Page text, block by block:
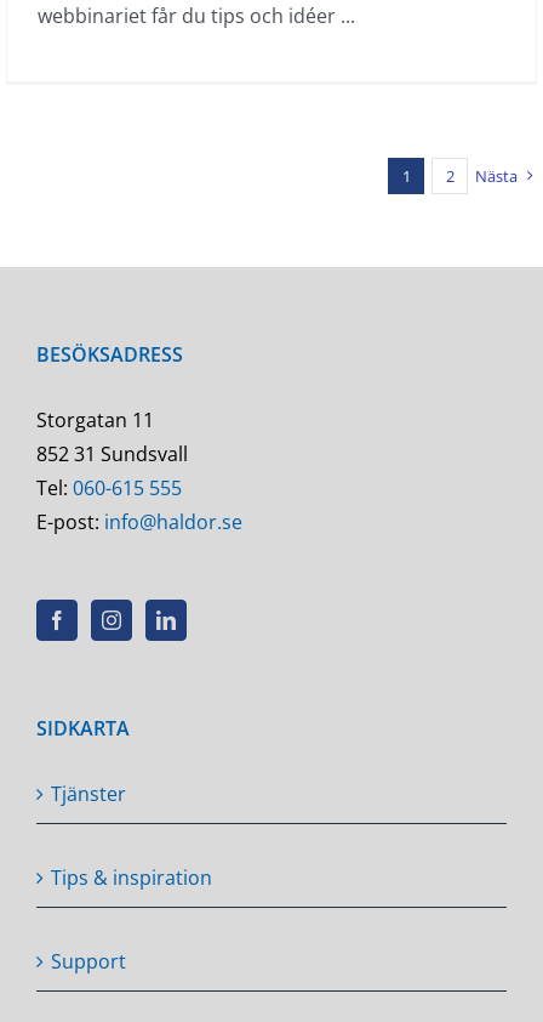
webbinariet får du tips och idéer ...
1 2 Nästa
BESÖKSADRESS
Storgatan 11
852 31 Sundsvall
Tel: 060-615 555
E-post: info@haldor.se
SIDKARTA
Tjänster
Tips & inspiration
Support